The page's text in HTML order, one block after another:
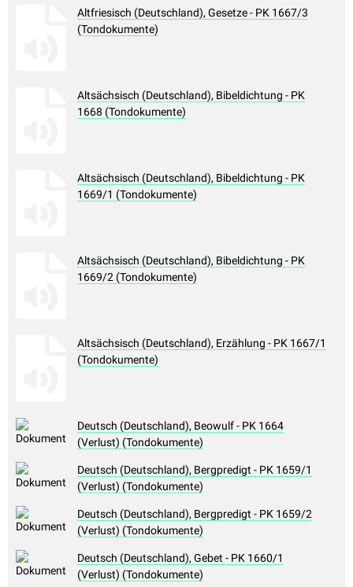
Altfriesisch (Deutschland), Gesetze - PK 1667/3
(Tondokumente)
Altsächsisch (Deutschland), Bibeldichtung - PK
1668 (Tondokumente)
Altsächsisch (Deutschland), Bibeldichtung - PK
1669/1 (Tondokumente)
Altsächsisch (Deutschland), Bibeldichtung - PK
1669/2 (Tondokumente)
Altsächsisch (Deutschland), Erzählung - PK 1667/1
(Tondokumente)
Deutsch (Deutschland), Beowulf - PK 1664
(Verlust) (Tondokumente)
Deutsch (Deutschland), Bergpredigt - PK 1659/1
(Verlust) (Tondokumente)
Deutsch (Deutschland), Bergpredigt - PK 1659/2
(Verlust) (Tondokumente)
Deutsch (Deutschland), Gebet - PK 1660/1
(Verlust) (Tondokumente)